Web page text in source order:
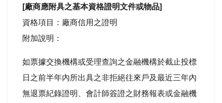
[廠商應附具之基本資格證明文件或物品]
資格項目：廠商信用之證明
附加說明：
如票據交換機構或受理查詢之金融機構於截止投標
日之前半年內所出具之非拒絕往來戶及最近三年內
無退票紀錄證明、會計師簽證之財務報表或金融機